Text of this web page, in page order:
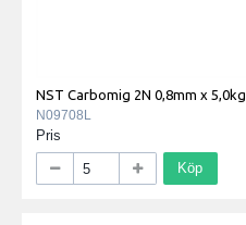
NST Carbomig 2N 0,8mm x 5,0kg
N09708L
Pris
Köp